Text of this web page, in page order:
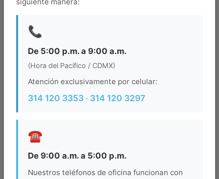
BUSCAR
📞
De 5:00 p.m. a 9:00 a.m.
(Hora del Pacífico / CDMX)
Atención exclusivamente por celular:
314 120 3353 · 314 120 3297
☎️
De 9:00 a.m. a 5:00 p.m.
Nuestros teléfonos de oficina funcionan con